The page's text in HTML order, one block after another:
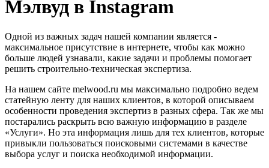
Мэлвуд в Instagram
Одной из важных задач нашей компании является -
максимальное присутствие в интернете, чтобы как можно
больше людей узнавали, какие задачи и проблемы помогает
решить строительно-техническая экспертиза.
На нашем сайте melwood.ru мы максимально подробно ведем
статейную ленту для наших клиентов, в которой описываем
особенности проведения экспертиз в разных сфера. Так же мы
постарались раскрыть всю важную информацию в разделе
«Услуги». Но эта информация лишь для тех клиентов, которые
привыкли пользоваться поисковыми системами в качестве
выбора услуг и поиска необходимой информации.